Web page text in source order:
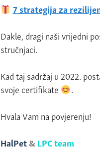
7 strategija za
Dakle, dragi naši vrijedni
stručnjaci.
Kad taj sadržaj u 2022.
svoje certifikate
.
Hvala Vam na povjerenju!
HalPet&LPC team